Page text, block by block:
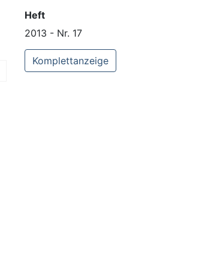
Heft
2013 - Nr. 17
Komplettanzeige